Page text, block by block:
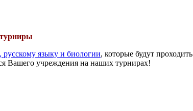
языку и биологии, которые будут проходить
Вашего учреждения на наших турнирах!